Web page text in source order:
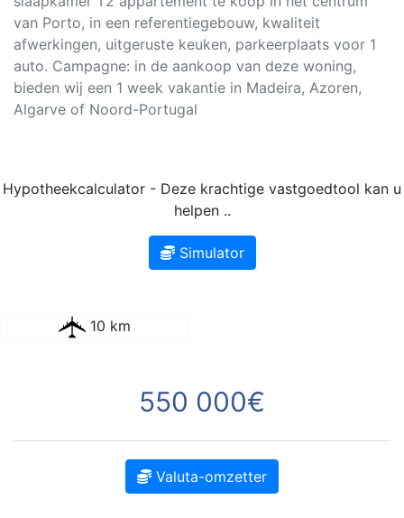
van Porto, in een referentiegebouw, kwaliteit
afwerkingen, uitgeruste keuken, parkeerplaats voor 1
auto. Campagne: in de aankoop van deze woning,
bieden wij een 1 week vakantie in Madeira, Azoren,
Algarve of Noord-Portugal
Hypotheekcalculator - Deze krachtige vastgoedtool kan u
helpen ..
Simulator
10 km
550 000€
Valuta-omzetter